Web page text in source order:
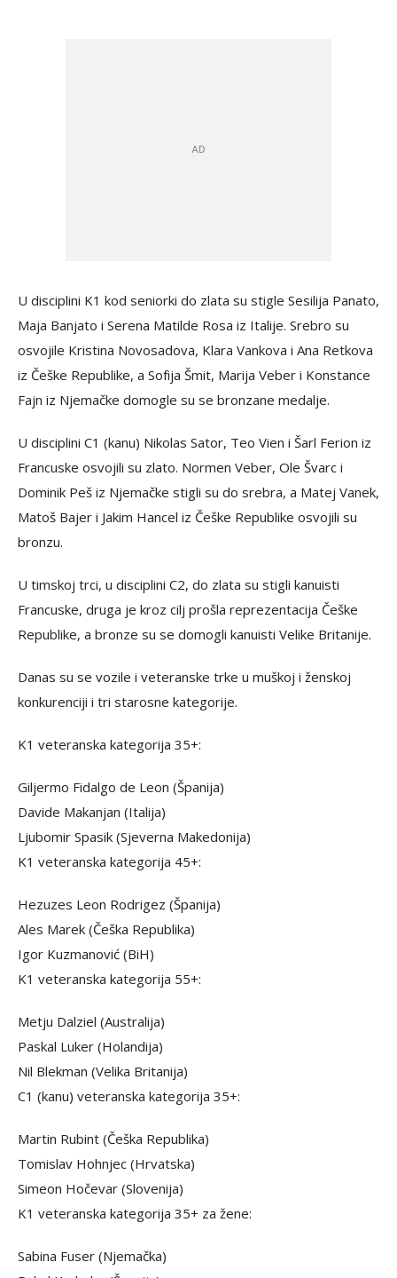
U disciplini K1 kod seniorki do zlata su stigle Sesilija Panato,
Maja Banjato i Serena Matilde Rosa iz Italije. Srebro su
osvojile Kristina Novosadova, Klara Vankova i Ana Retkova
iz Češke Republike, a Sofija Šmit, Marija Veber i Konstance
Fajn iz Njemačke domogle su se bronzane medalje.
U disciplini C1 (kanu) Nikolas Sator, Teo Vien i Šarl Ferion iz
Francuske osvojili su zlato. Normen Veber, Ole Švarc i
Dominik Peš iz Njemačke stigli su do srebra, a Matej Vanek,
Matoš Bajer i Jakim Hancel iz Češke Republike osvojili su
bronzu.
U timskoj trci, u disciplini C2, do zlata su stigli kanuisti
Francuske, druga je kroz cilj prošla reprezentacija Češke
Republike, a bronze su se domogli kanuisti Velike Britanije.
Danas su se vozile i veteranske trke u muškoj i ženskoj
konkurenciji i tri starosne kategorije.
K1 veteranska kategorija 35+:
Giljermo Fidalgo de Leon (Španija)
Davide Makanjan (Italija)
Ljubomir Spasik (Sjeverna Makedonija)
K1 veteranska kategorija 45+:
Hezuzes Leon Rodrigez (Španija)
Ales Marek (Češka Republika)
Igor Kuzmanović (BiH)
K1 veteranska kategorija 55+:
Metju Dalziel (Australija)
Paskal Luker (Holandija)
Nil Blekman (Velika Britanija)
C1 (kanu) veteranska kategorija 35+:
Martin Rubint (Češka Republika)
Tomislav Hohnjec (Hrvatska)
Simeon Hočevar (Slovenija)
K1 veteranska kategorija 35+ za žene:
Sabina Fuser (Njemačka)